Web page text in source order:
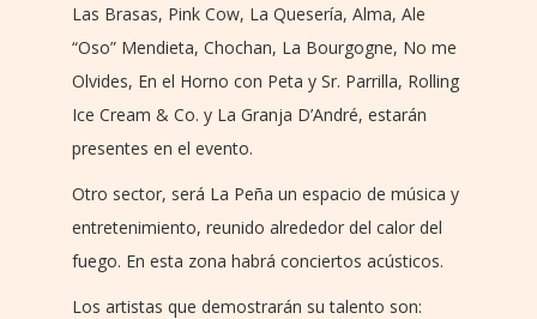
Las Brasas, Pink Cow, La Quesería, Alma, Ale
“Oso” Mendieta, Chochan, La Bourgogne, No me
Olvides, En el Horno con Peta y Sr. Parrilla, Rolling
Ice Cream & Co. y La Granja D’André, estarán
presentes en el evento.
Otro sector, será La Peña un espacio de música y
entretenimiento, reunido alrededor del calor del
fuego. En esta zona habrá conciertos acústicos.
Los artistas que demostrarán su talento son: